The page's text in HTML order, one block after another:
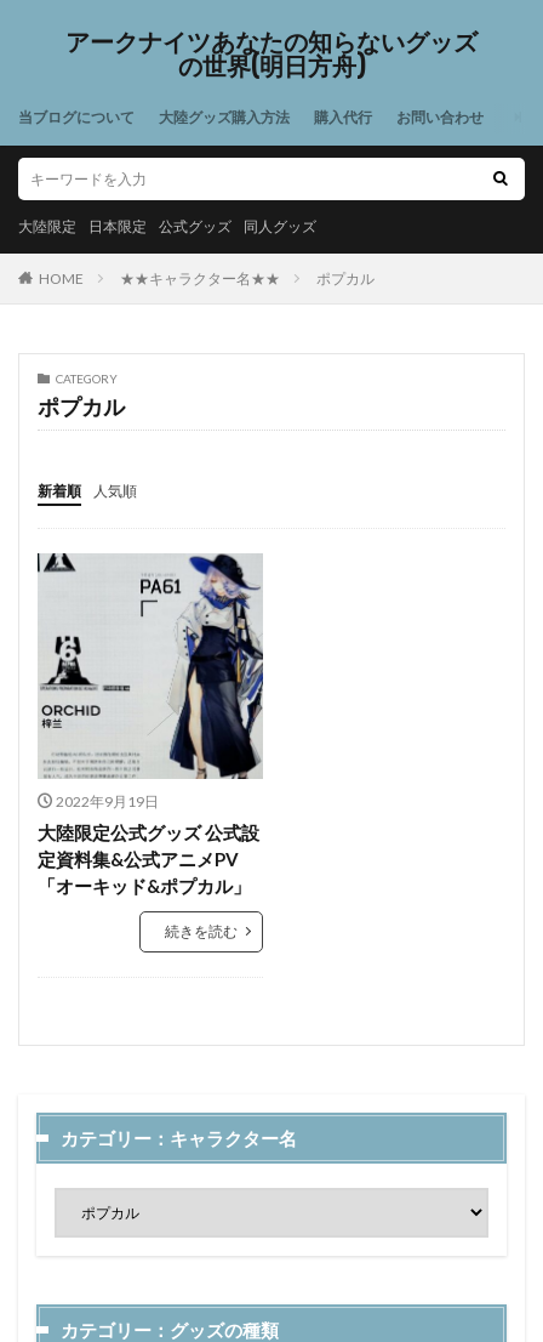
アークナイツあなたの知らないグッズ
の世界(明日方舟)
当ブログについて 大陸グッズ購入方法 購入代行 お問い合わせ
大陸限定 日本限定 公式グッズ 同人グッズ
HOME ★★キャラクター名★★ ポプカル
CATEGORY
ポプカル
新着順 人気順
2022年9月19日
大陸限定公式グッズ 公式設
定資料集&公式アニメPV
「オーキッド&ポプカル」
続きを読む
カテゴリー：キャラクター名
カテゴリー：グッズの種類